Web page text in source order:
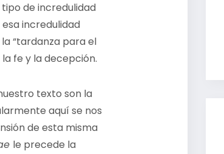
tipo de incredulidad
incredulidad
“tardanza para el
fe y la decepción.
texto son la
aquí se nos
de esta misma
le precede la